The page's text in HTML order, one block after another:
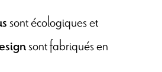
sont écologiques et
sont fabriqués en